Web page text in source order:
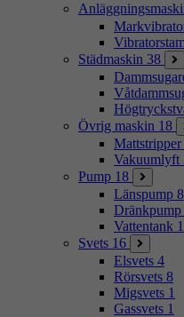
Städmaskin 38
Övrig maskin 18
Mattstripper
Vakuumlyft
Pump 18
Länspump 8
Dränkpump
Vattentank 1
Svets 16
Elsvets 4
Rörsvets 8
Migsvets 1
Gassvets 1